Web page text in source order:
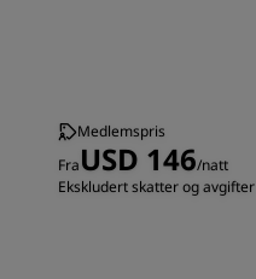
Medlemspris
FraUSD 146/natt
Ekskludert skatter og avgifter